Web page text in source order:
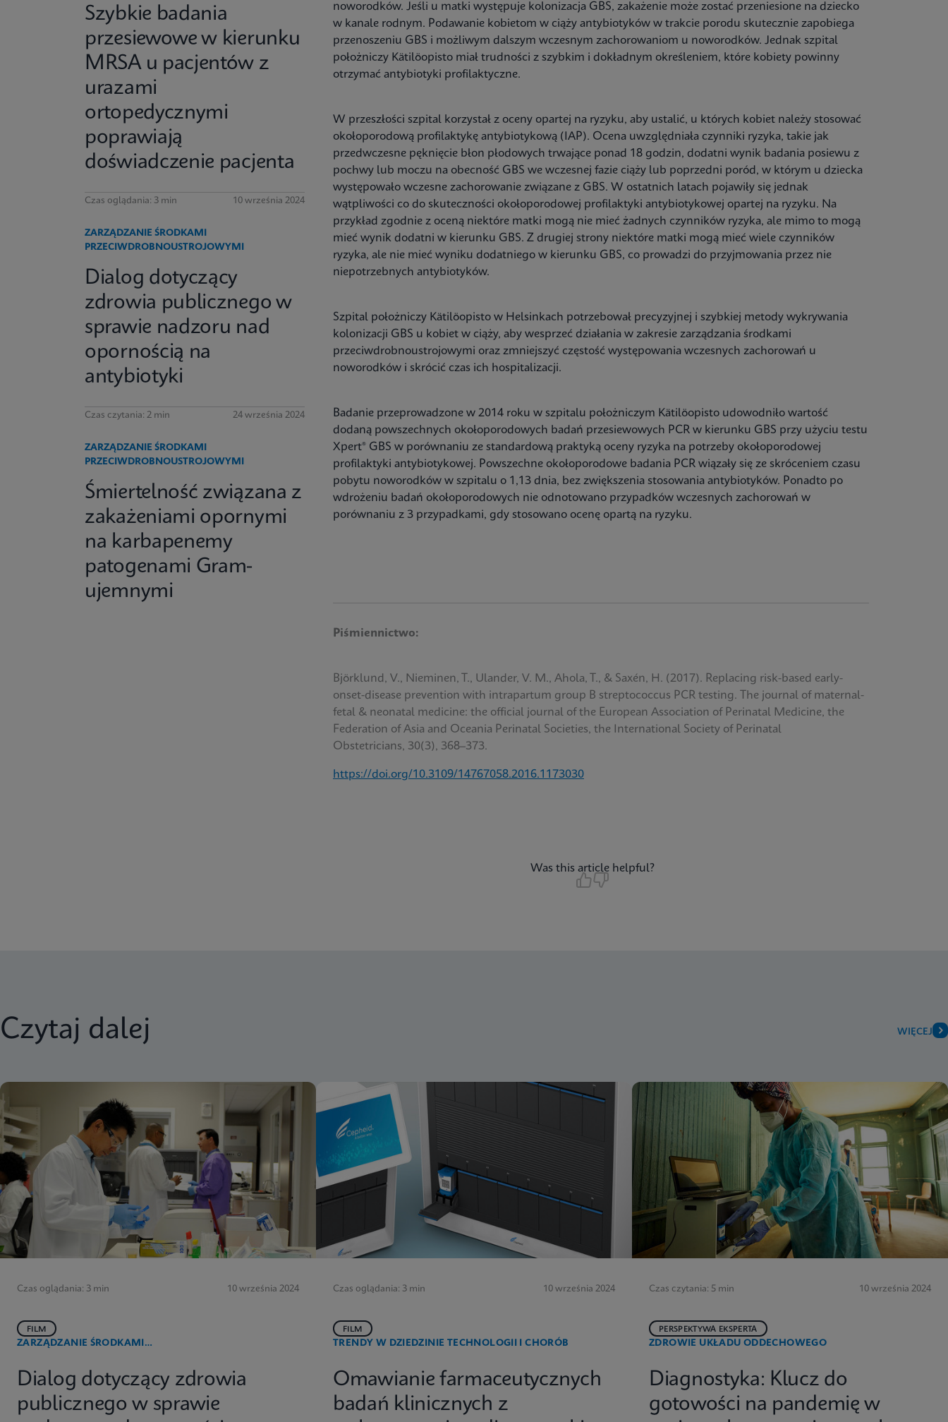
Szybkie badania
przesiewowe w kierunku
MRSA u pacjentów z
urazami
ortopedycznymi
poprawiają
doświadczenie pacjenta
Czas oglądania: 3 min 10 września 2024
ZARZĄDZANIE ŚRODKAMI
PRZECIWDROBNOUSTROJOWYMI
Dialog dotyczący
zdrowia publicznego w
sprawie nadzoru nad
opornością na
antybiotyki
Czas czytania: 2 min 24 września 2024
ZARZĄDZANIE ŚRODKAMI
PRZECIWDROBNOUSTROJOWYMI
Śmiertelność związana z
zakażeniami opornymi
na karbapenemy
patogenami Gram-
ujemnymi
noworodków. Jeśli u matki występuje kolonizacja GBS, zakażenie może zostać przeniesione na dziecko
w kanale rodnym. Podawanie kobietom w ciąży antybiotyków w trakcie porodu skutecznie zapobiega
przenoszeniu GBS i możliwym dalszym wczesnym zachorowaniom u noworodków. Jednak szpital
położniczy Kätilöopisto miał trudności z szybkim i dokładnym określeniem, które kobiety powinny
otrzymać antybiotyki profilaktyczne.
W przeszłości szpital korzystał z oceny opartej na ryzyku, aby ustalić, u których kobiet należy stosować
okołoporodową profilaktykę antybiotykową (IAP). Ocena uwzględniała czynniki ryzyka, takie jak
przedwczesne pęknięcie błon płodowych trwające ponad 18 godzin, dodatni wynik badania posiewu z
pochwy lub moczu na obecność GBS we wczesnej fazie ciąży lub poprzedni poród, w którym u dziecka
występowało wczesne zachorowanie związane z GBS. W ostatnich latach pojawiły się jednak
wątpliwości co do skuteczności okołoporodowej profilaktyki antybiotykowej opartej na ryzyku. Na
przykład zgodnie z oceną niektóre matki mogą nie mieć żadnych czynników ryzyka, ale mimo to mogą
mieć wynik dodatni w kierunku GBS. Z drugiej strony niektóre matki mogą mieć wiele czynników
ryzyka, ale nie mieć wyniku dodatniego w kierunku GBS, co prowadzi do przyjmowania przez nie
niepotrzebnych antybiotyków.
Szpital położniczy Kätilöopisto w Helsinkach potrzebował precyzyjnej i szybkiej metody wykrywania
kolonizacji GBS u kobiet w ciąży, aby wesprzeć działania w zakresie zarządzania środkami
przeciwdrobnoustrojowymi oraz zmniejszyć częstość występowania wczesnych zachorowań u
noworodków i skrócić czas ich hospitalizacji.
Badanie przeprowadzone w 2014 roku w szpitalu położniczym Kätilöopisto udowodniło wartość
dodaną powszechnych okołoporodowych badań przesiewowych PCR w kierunku GBS przy użyciu testu
Xpert® GBS w porównaniu ze standardową praktyką oceny ryzyka na potrzeby okołoporodowej
profilaktyki antybiotykowej. Powszechne okołoporodowe badania PCR wiązały się ze skróceniem czasu
pobytu noworodków w szpitalu o 1,13 dnia, bez zwiększenia stosowania antybiotyków. Ponadto po
wdrożeniu badań okołoporodowych nie odnotowano przypadków wczesnych zachorowań w
porównaniu z 3 przypadkami, gdy stosowano ocenę opartą na ryzyku.
Piśmiennictwo:
Björklund, V., Nieminen, T., Ulander, V. M., Ahola, T., & Saxén, H. (2017). Replacing risk-based early-
onset-disease prevention with intrapartum group B streptococcus PCR testing. The journal of maternal-
fetal & neonatal medicine: the official journal of the European Association of Perinatal Medicine, the
Federation of Asia and Oceania Perinatal Societies, the International Society of Perinatal
Obstetricians, 30(3), 368–373.
https://doi.org/10.3109/14767058.2016.1173030
Was this article helpful?
Czytaj dalej WIĘCEJ
Czas oglądania: 3 min 10 września 2024
ZARZĄDZANIE ŚRODKAMI
FILM
Dialog dotyczący zdrowia
publicznego w sprawie
Czas oglądania: 3 min 10 września 2024
TRENDY W DZIEDZINIE TECHNOLOGII I CHORÓB
FILM
Omawianie farmaceutycznych
badań klinicznych z
Czas czytania: 5 min 10 września 2024
ZDROWIE UKŁADU ODDECHOWEGO
PERSPEKTYWA EKSPERTA
Diagnostyka: Klucz do
gotowości na pandemię w